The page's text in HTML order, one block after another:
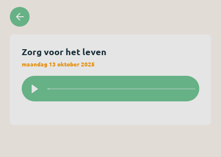
Zorg voor het leven
maandag 13 oktober 2025